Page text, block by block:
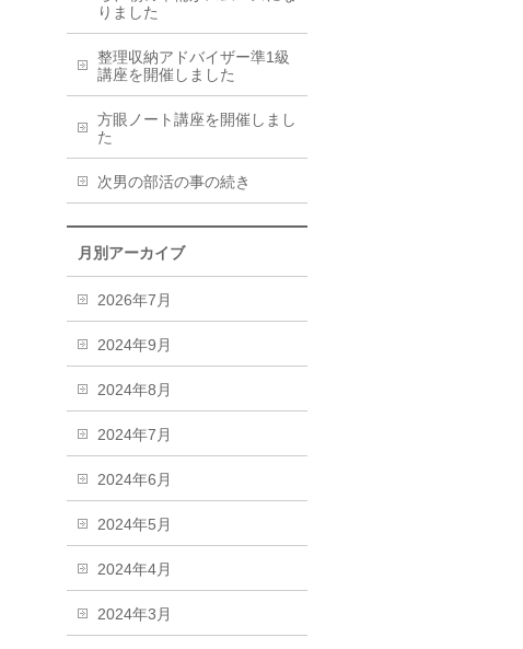
りました
整理収納アドバイザー準1級
講座を開催しました
方眼ノート講座を開催しまし
た
次男の部活の事の続き
月別アーカイブ
2026年7月
2024年9月
2024年8月
2024年7月
2024年6月
2024年5月
2024年4月
2024年3月